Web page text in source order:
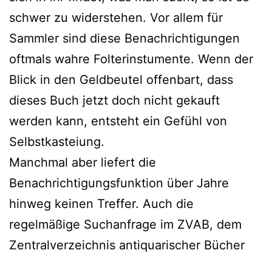
schwer zu widerstehen. Vor allem für
Sammler sind diese Benachrichtigungen
oftmals wahre Folterinstumente. Wenn der
Blick in den Geldbeutel offenbart, dass
dieses Buch jetzt doch nicht gekauft
werden kann, entsteht ein Gefühl von
Selbstkasteiung.
Manchmal aber liefert die
Benachrichtigungsfunktion über Jahre
hinweg keinen Treffer. Auch die
regelmäßige Suchanfrage im ZVAB, dem
Zentralverzeichnis antiquarischer Bücher